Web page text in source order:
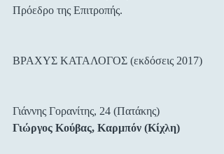
Πρόεδρο της Επιτροπής.
ΒΡΑΧΥΣ ΚΑΤΑΛΟΓΟΣ (εκδόσεις 2017)
Γιάννης Γορανίτης, 24 (Πατάκης)
Γιώργος Κούβας, Καρμπόν (Κίχλη)